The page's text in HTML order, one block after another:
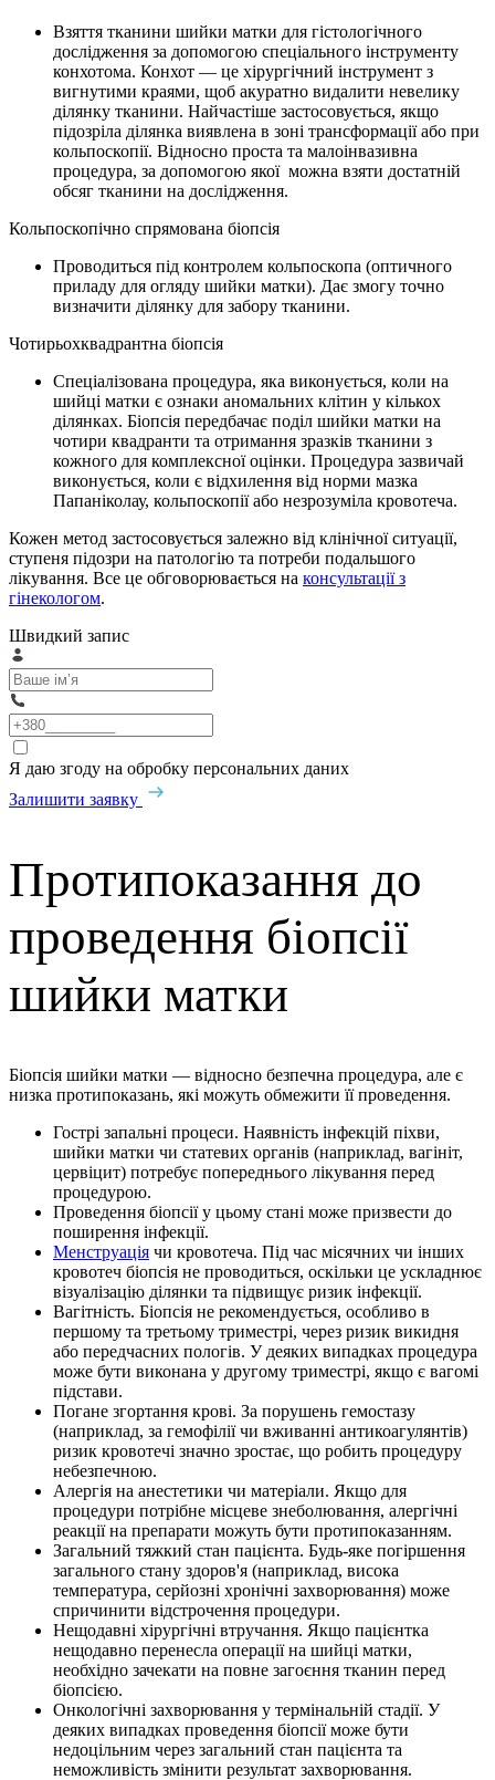
Взяття тканини шийки матки для гістологічного
дослідження за допомогою спеціального інструменту
конхотома. Конхот — це хірургічний інструмент з
вигнутими краями, щоб акуратно видалити невелику
ділянку тканини. Найчастіше застосовується, якщо
підозріла ділянка виявлена в зоні трансформації або при
кольпоскопії. Відносно проста та малоінвазивна
процедура, за допомогою якої можна взяти достатній
обсяг тканини на дослідження.
Кольпоскопічно спрямована біопсія
Проводиться під контролем кольпоскопа (оптичного
приладу для огляду шийки матки). Дає змогу точно
визначити ділянку для забору тканини.
Чотирьохквадрантна біопсія
Спеціалізована процедура, яка виконується, коли на
шийці матки є ознаки аномальних клітин у кількох
ділянках. Біопсія передбачає поділ шийки матки на
чотири квадранти та отримання зразків тканини з
кожного для комплексної оцінки. Процедура зазвичай
виконується, коли є відхилення від норми мазка
Папаніколау, кольпоскопії або незрозуміла кровотеча.
Кожен метод застосовується залежно від клінічної ситуації,
ступеня підозри на патологію та потреби подальшого
лікування. Все це обговорювається на консультації з
гінекологом.
Швидкий запис
Я даю згоду на обробку персональних даних
Залишити заявку
Протипоказання до
проведення біопсії
шийки матки
Біопсія шийки матки — відносно безпечна процедура, але є
низка протипоказань, які можуть обмежити її проведення.
Гострі запальні процеси. Наявність інфекцій піхви,
шийки матки чи статевих органів (наприклад, вагініт,
цервіцит) потребує попереднього лікування перед
процедурою.
Проведення біопсії у цьому стані може призвести до
поширення інфекції.
Менструація чи кровотеча. Під час місячних чи інших
кровотеч біопсія не проводиться, оскільки це ускладнює
візуалізацію ділянки та підвищує ризик інфекції.
Вагітність. Біопсія не рекомендується, особливо в
першому та третьому триместрі, через ризик викидня
або передчасних пологів. У деяких випадках процедура
може бути виконана у другому триместрі, якщо є вагомі
підстави.
Погане згортання крові. За порушень гемостазу
(наприклад, за гемофілії чи вживанні антикоагулянтів)
ризик кровотечі значно зростає, що робить процедуру
небезпечною.
Алергія на анестетики чи матеріали. Якщо для
процедури потрібне місцеве знеболювання, алергічні
реакції на препарати можуть бути протипоказанням.
Загальний тяжкий стан пацієнта. Будь-яке погіршення
загального стану здоров'я (наприклад, висока
температура, серйозні хронічні захворювання) може
спричинити відстрочення процедури.
Нещодавні хірургічні втручання. Якщо пацієнтка
нещодавно перенесла операції на шийці матки,
необхідно зачекати на повне загоєння тканин перед
біопсією.
Онкологічні захворювання у термінальній стадії. У
деяких випадках проведення біопсії може бути
недоцільним через загальний стан пацієнта та
неможливість змінити результат захворювання.